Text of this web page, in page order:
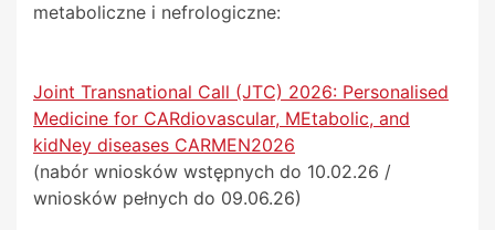
metaboliczne i nefrologiczne:
Joint Transnational Call (JTC) 2026: Personalised
Medicine for CARdiovascular, MEtabolic, and
kidNey diseases CARMEN2026
(nabór wniosków wstępnych do 10.02.26 /
wniosków pełnych do 09.06.26)